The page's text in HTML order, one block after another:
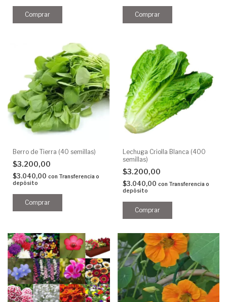
Berro de Tierra (40 semillas)
$3.200,00
$3.040,00 con Transferencia o
depósito
Lechuga Criolla Blanca (400
semillas)
$3.200,00
$3.040,00 con Transferencia o
depósito